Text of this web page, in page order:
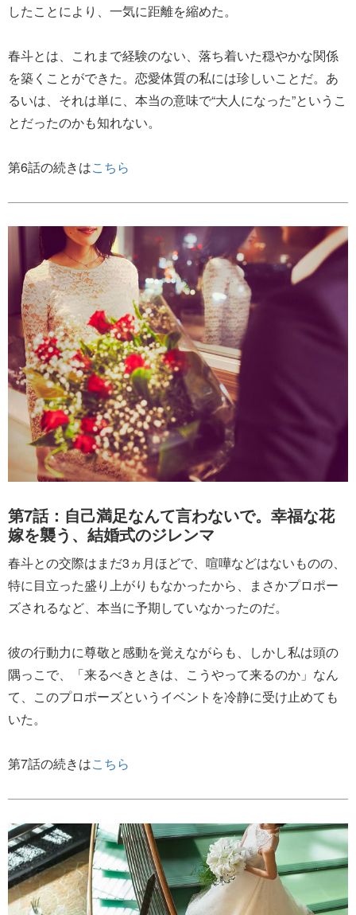
したことにより、一気に距離を縮めた。
春斗とは、これまで経験のない、落ち着いた穏やかな関係
を築くことができた。恋愛体質の私には珍しいことだ。あ
るいは、それは単に、本当の意味で“大人になった”というこ
とだったのかも知れない。
第6話の続きはこちら
第7話：自己満足なんて言わないで。幸福な花
嫁を襲う、結婚式のジレンマ
春斗との交際はまだ3ヵ月ほどで、喧嘩などはないものの、
特に目立った盛り上がりもなかったから、まさかプロポー
ズされるなど、本当に予期していなかったのだ。
彼の行動力に尊敬と感動を覚えながらも、しかし私は頭の
隅っこで、「来るべきときは、こうやって来るのか」なん
て、このプロポーズというイベントを冷静に受け止めても
いた。
第7話の続きはこちら